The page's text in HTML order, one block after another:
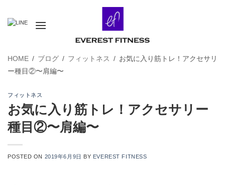
HOME / ブログ / フィットネス / お気に入り筋トレ！アクセサリ
ー種目②〜肩編〜
フィットネス
お気に入り筋トレ！アクセサリー
種目②〜肩編〜
POSTED ON 2019年6月9日 BY EVEREST FITNESS